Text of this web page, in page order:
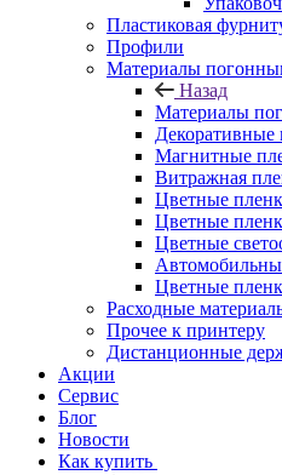
Пластиковая
Профили
Материалы
Назад
Материалы
Декоративные
Магнитные
Витражная
Цветные
Цветные
Цветные
Цветные
Расходные
Прочее к принтеру
Дистанционные
Акции
Сервис
Блог
Новости
Как купить